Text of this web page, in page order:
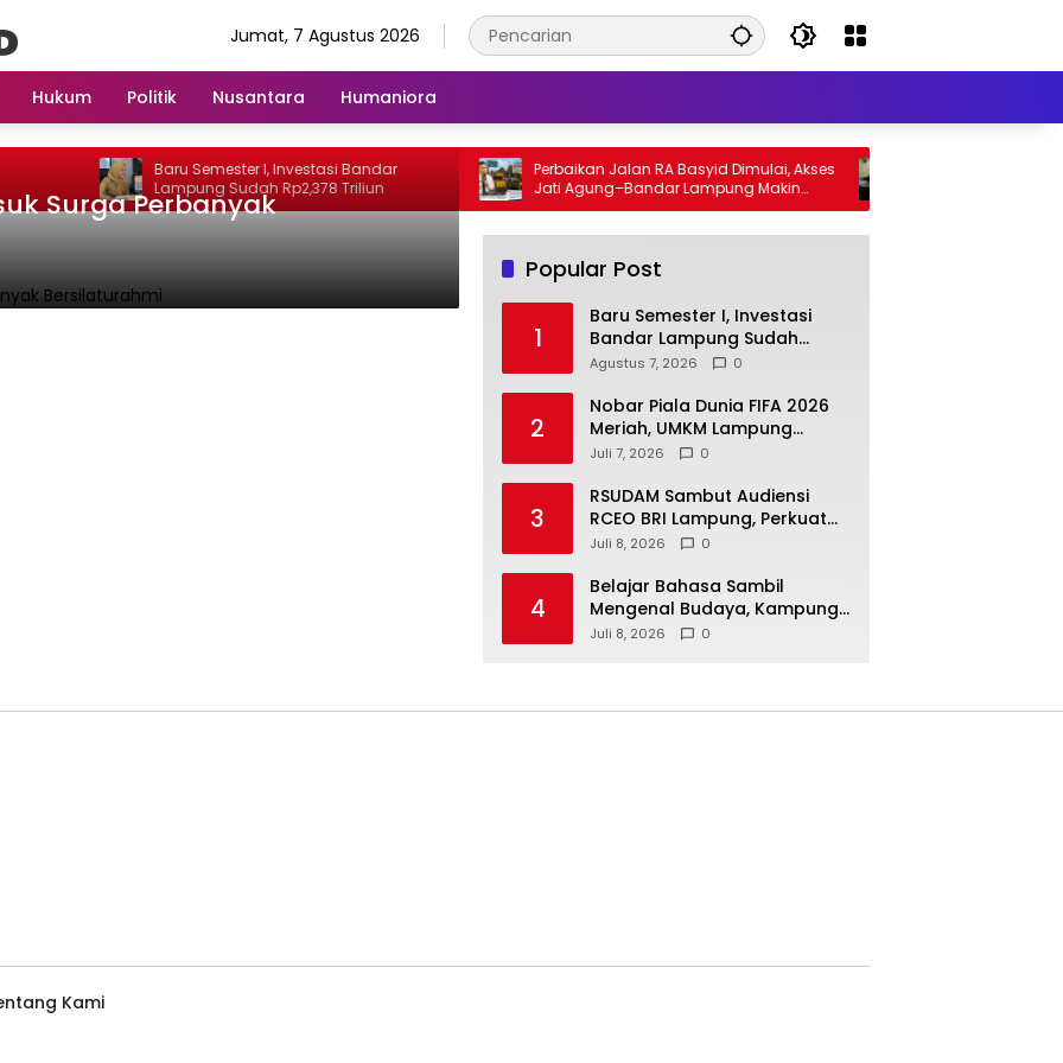
Jumat, 7 Agustus 2026
Hukum Politik Nusantara Humaniora
Baru Semester I, Investasi Bandar
Lampung Sudah Rp2,378 Triliun
Perbaikan Jalan RA Basyid Dimulai, Akses
Jati Agung–Bandar Lampung Makin
Lancar
Surga Perbanyak
Popular Post
1
Baru Semester I, Investasi
Bandar Lampung Sudah
Rp2,378 Triliun
Agustus 7, 2026 0
2
Nobar Piala Dunia FIFA 2026
Meriah, UMKM Lampung
Selatan Kebanjiran Pembeli
Juli 7, 2026 0
3
RSUDAM Sambut Audiensi
RCEO BRI Lampung, Perkuat
Kolaborasi untuk
SDM
Juli 8, 2026 0
4
Belajar Bahasa Sambil
Mengenal Budaya, Kampung
Prancis Metro Diminati
Juli 8, 2026 0
Kami